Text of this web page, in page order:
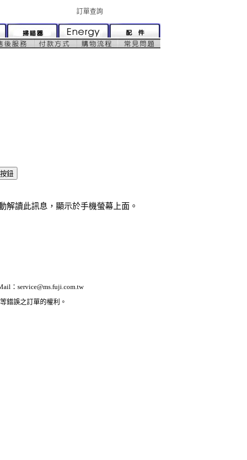
訂單查詢
解讀此訊息，顯示於手機螢幕上面。
：service@ms.fuji.com.tw
錯誤之訂單的權利。